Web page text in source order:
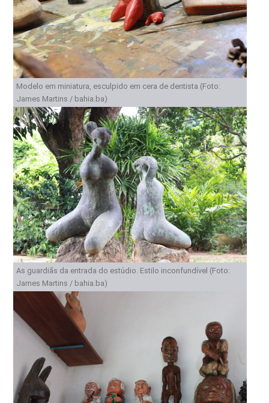
Modelo em miniatura, esculpido em cera de dentista (Foto:
James Martins / bahia.ba)
As guardiãs da entrada do estúdio. Estilo inconfundível (Foto:
James Martins / bahia.ba)